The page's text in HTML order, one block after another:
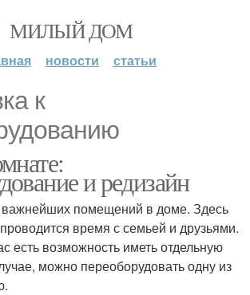
МИЛЫЙ ДОМ
новости статьи
к
и редизайн
помещений в доме. Здесь
время с семьей и друзьями.
есть возможность иметь отдельную
можно переоборудовать одну из